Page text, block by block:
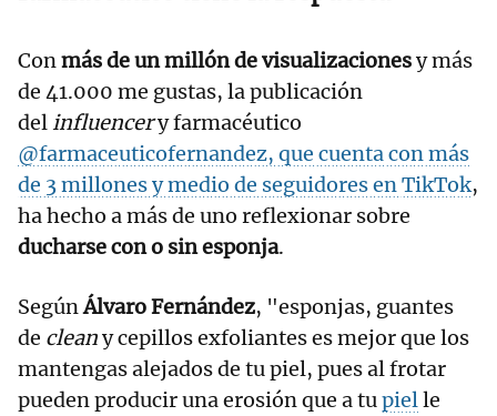
Conmás de un millón de visualizacionesy más
de 41.000 me gustas, la publicación
delinfluencery farmacéutico
@farmaceuticofernandez, que cuenta con más
de 3 millones y medio de seguidores enTikTok,
ha hecho a más de uno reflexionar sobre
ducharse con o sin esponja.
SegúnÁlvaro Fernández, "esponjas, guantes
de cleany cepillos exfoliantes es mejor que los
mantengas alejados de tu piel, pues al frotar
pueden producir una erosión que a tupielle